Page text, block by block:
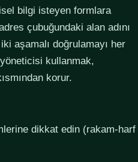
bilgi isteyen formlara
çubuğundaki alan adını
aşamalı doğrulamayı her
kullanmak,
korur.
dikkat edin (rakam-harf